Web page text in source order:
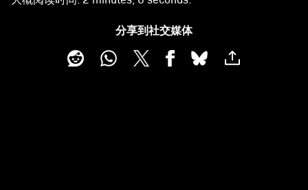
分享到社交媒体